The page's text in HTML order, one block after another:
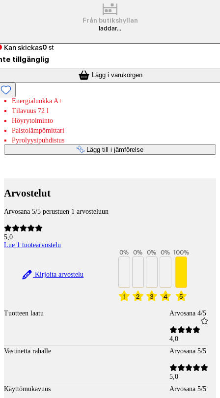
Från butikshyllan
laddar...
Kan skickas0 st
tillgänglig
Lägg i varukorgen
Energialuokka A+
Tilavuus 72 l
Höyrytoiminto
Paistolämpömittari
Pyrolyysipuhdistus
Lägg till i jämförelse
Arvostelut
Arvosana 5/5 perustuen 1 arvosteluun
5,0
Lue 1 tuotearvostelu
Kirjoita arvostelu
1
0%
2
0%
3
0%
4
0%
5
100%
Tuotteen laatu Arvosana 4/5
4,0
Vastinetta rahalle
Arvosana 5/5
5,0
Käyttömukavuus
Arvosana 5/5